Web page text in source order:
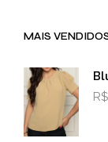
MAIS
R$